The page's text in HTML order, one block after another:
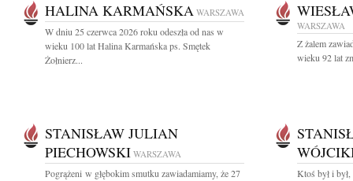
HALINA KARMAŃSKA WARSZAWA
W dniu 25 czerwca 2026 roku odeszła od nas w
wieku 100 lat Halina Karmańska ps. Smętek
Żołnierz...
WARSZAWA
Z żalem
wieku 92 lat
STANISŁAW JULIAN
PIECHOWSKI WARSZAWA
Pogrążeni w głębokim smutku zawiadamiamy, że 27
Ktoś był i